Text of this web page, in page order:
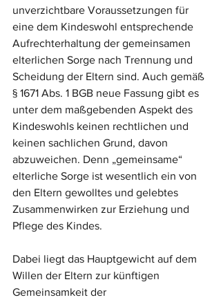
unverzichtbare Voraussetzungen für
eine dem Kindeswohl entsprechende
Aufrechterhaltung der gemeinsamen
elterlichen Sorge nach Trennung und
Scheidung der Eltern sind. Auch gemäß
§ 1671 Abs. 1 BGB neue Fassung gibt es
unter dem maßgebenden Aspekt des
Kindeswohls keinen rechtlichen und
keinen sachlichen Grund, davon
abzuweichen. Denn „gemeinsame“
elterliche Sorge ist wesentlich ein von
den Eltern gewolltes und gelebtes
Zusammenwirken zur Erziehung und
Pflege des Kindes.
Dabei liegt das Hauptgewicht auf dem
Willen der Eltern zur künftigen
Gemeinsamkeit der